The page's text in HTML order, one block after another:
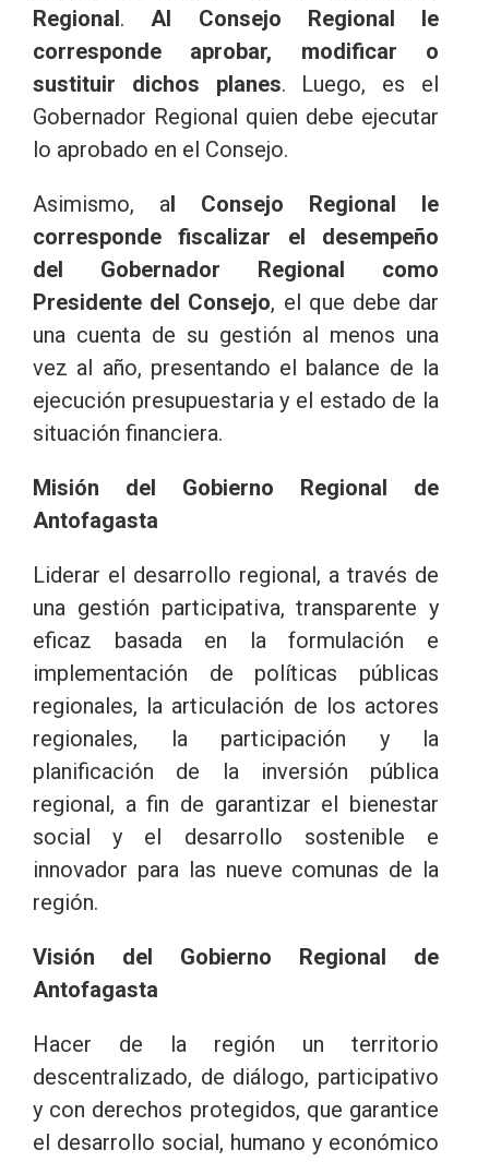
Regional. Al Consejo Regional le
corresponde aprobar, modificar o
sustituir dichos planes. Luego, es el
Gobernador Regional quien debe ejecutar
lo aprobado en el Consejo.
Asimismo, al Consejo Regional le
corresponde fiscalizar el desempeño
del Gobernador Regional como
Presidente del Consejo, el que debe dar
una cuenta de su gestión al menos una
vez al año, presentando el balance de la
ejecución presupuestaria y el estado de la
situación financiera.
Misión del Gobierno Regional de
Antofagasta
Liderar el desarrollo regional, a través de
una gestión participativa, transparente y
eficaz basada en la formulación e
implementación de políticas públicas
regionales, la articulación de los actores
regionales, la participación y la
planificación de la inversión pública
regional, a fin de garantizar el bienestar
social y el desarrollo sostenible e
innovador para las nueve comunas de la
región.
Visión del Gobierno Regional de
Antofagasta
Hacer de la región un territorio
descentralizado, de diálogo, participativo
y con derechos protegidos, que garantice
el desarrollo social, humano y económico